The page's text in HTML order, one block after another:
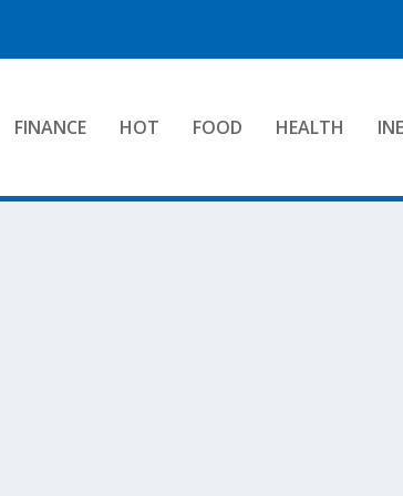
FINANCE HOT FOOD HEALTH